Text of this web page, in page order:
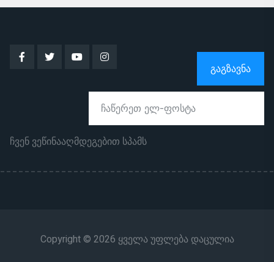
ᲒᲐᲒᲖᲐᲕᲜᲐ
ჩვენ ვეწინააღმდეგებით სპამს
Copyright © 2026 ყველა უფლება დაცულია